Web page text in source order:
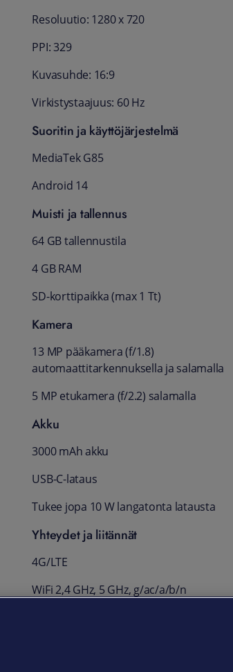
Resoluutio: 1280 x 720
PPI: 329
Kuvasuhde: 16:9
Virkistystaajuus: 60 Hz
Suoritin ja käyttöjärjestelmä
MediaTek G85
Android 14
Muisti ja tallennus
64 GB tallennustila
4 GB RAM
SD-korttipaikka (max 1 Tt)
Kamera
13 MP pääkamera (f/1.8)
automaattitarkennuksella ja salamalla
5 MP etukamera (f/2.2) salamalla
Akku
3000 mAh akku
USB-C-lataus
Tukee jopa 10 W langatonta latausta
Yhteydet ja liitännät
4G/LTE
WiFi 2,4 GHz, 5 GHz, g/ac/a/b/n